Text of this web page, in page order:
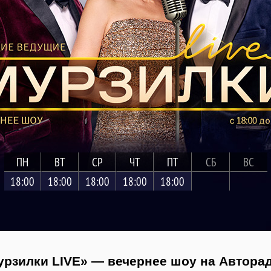
ПН ВТ СР ЧТ ПТ СБ
ВС
18:00
18:00 18:00 18:00 18:00
LIVE» — вечернее шоу на